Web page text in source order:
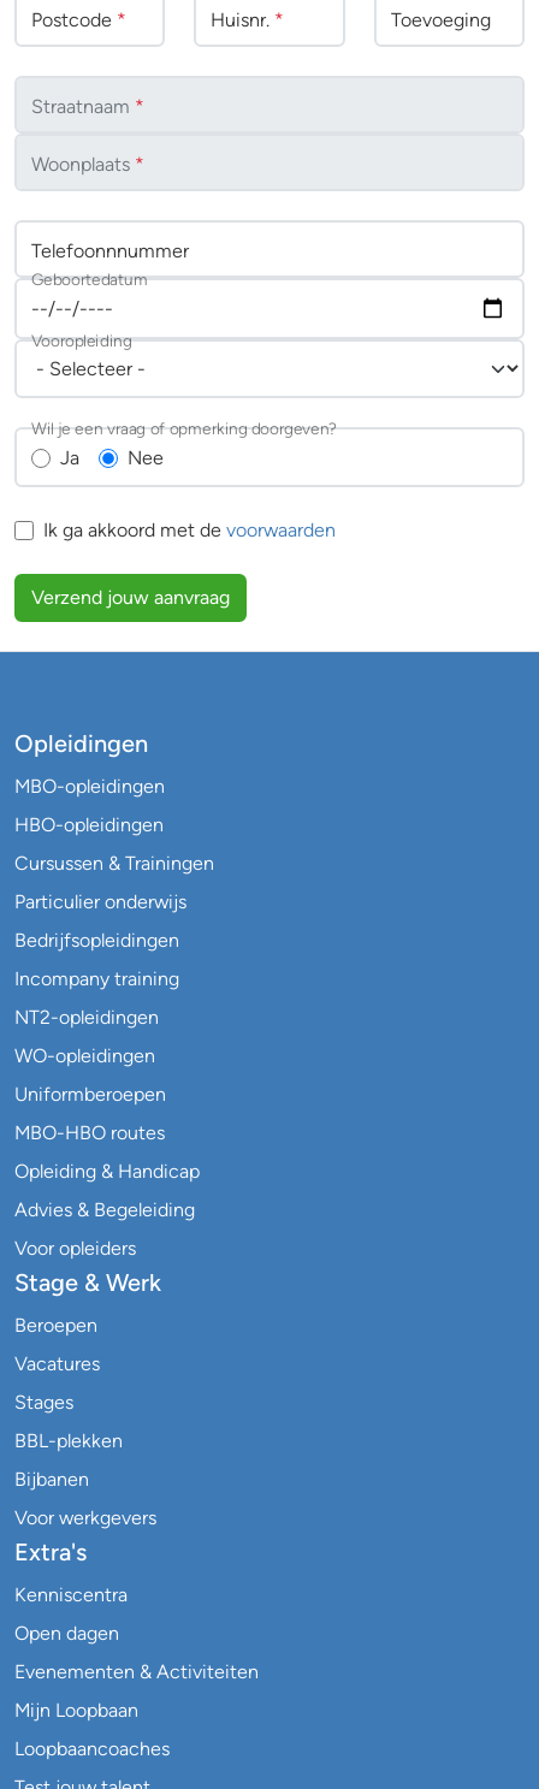
Postcode * Huisnr. * Toevoeging
Straatnaam *
Woonplaats *
Telefoonnnummer
Geboortedatum
Vooropleiding
Ja Nee
Wil je een vraag of opmerking doorgeven?
Ik ga akkoord met de voorwaarden
Verzend jouw aanvraag
Opleidingen
MBO-opleidingen
HBO-opleidingen
Cursussen & Trainingen
Particulier onderwijs
Bedrijfsopleidingen
Incompany training
NT2-opleidingen
WO-opleidingen
Uniformberoepen
MBO-HBO routes
Opleiding & Handicap
Advies & Begeleiding
Voor opleiders
Stage & Werk
Beroepen
Vacatures
Stages
BBL-plekken
Bijbanen
Voor werkgevers
Extra's
Kenniscentra
Open dagen
Evenementen & Activiteiten
Mijn Loopbaan
Loopbaancoaches